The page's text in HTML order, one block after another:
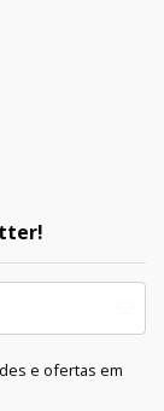
e ofertas em